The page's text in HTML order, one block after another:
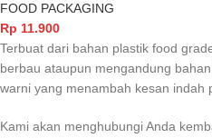
FOOD PACKAGING
Rp 11.900
Terbuat dari bahan plastik food
berbau ataupun mengandung
warni yang menambah kesan indah
Kami akan menghubungi Anda